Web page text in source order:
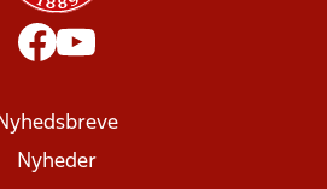
Nyhedsbreve
Nyheder